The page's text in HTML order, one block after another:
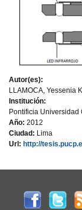
Autor(es):
LLAMOCA, Yessenia
Institución:
Pontificia
Año: 2012
Ciudad: Lima
Url: http://